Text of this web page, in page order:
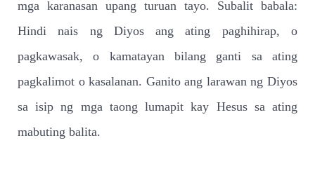
mga karanasan upang turuan tayo. Subalit babala:
Hindi nais ng Diyos ang ating paghihirap, o
pagkawasak, o kamatayan bilang ganti sa ating
pagkalimot o kasalanan. Ganito ang larawan ng Diyos
sa isip ng mga taong lumapit kay Hesus sa ating
mabuting balita.